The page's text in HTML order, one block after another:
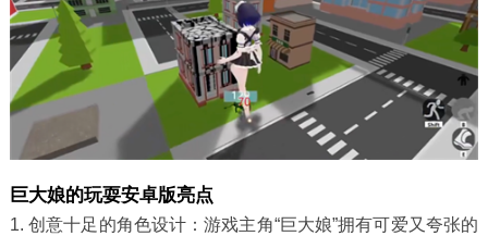
巨大娘的玩耍安卓版亮点
1. 创意十足的角色设计：游戏主角“巨大娘”拥有可爱又夸张的